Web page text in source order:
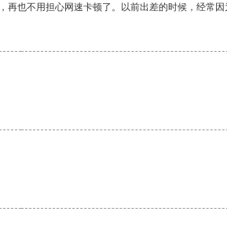
也不用担心网速卡顿了。以前出差的时候，经常